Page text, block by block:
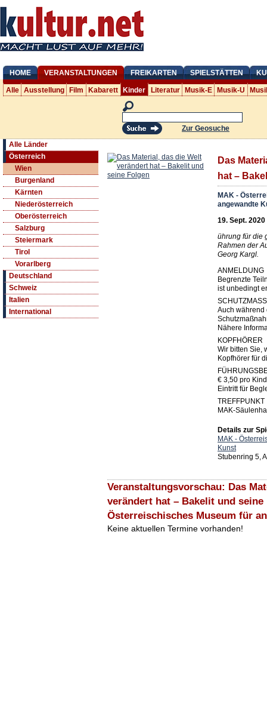
HOME VERANSTALTUNGEN FREIKARTEN SPIELSTÄTTEN
Alle Ausstellung Film Kabarett Kinder Literatur Musik-E Musik-U
Zur Geosuche
Alle Länder
Österreich
Wien
Burgenland
Kärnten
Niederösterreich
Oberösterreich
Salzburg
Steiermark
Tirol
Vorarlberg
Deutschland
Schweiz
Italien
International
Das
hat –
MAK -
angewandte
19. Sept. 2020
ührung für die
Rahmen der
Georg Kargl.
ANMELDUNG
Begrenzte
ist unbedingt
Auch während
Nähere
KOPFHÖRER
Wir bitten Sie,
Kopfhörer für
€ 3,50 pro
Eintritt für
TREFFPUNKT
MAK-
Details zur
MAK -
Kunst
Stubenring 5,
Veranstaltungsvorschau: Das
verändert hat – Bakelit und seine
Österreischisches Museum für
Keine aktuellen Termine vorhanden!